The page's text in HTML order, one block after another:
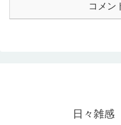
コメン
日々雑